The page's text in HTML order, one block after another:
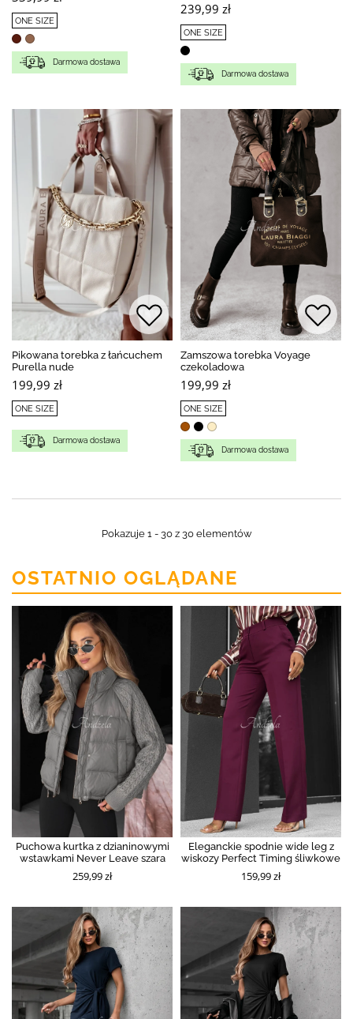
ONE SIZE
Darmowa dostawa
239,99 zł
ONE SIZE
Darmowa dostawa
Pikowana torebka z łańcuchem
Purella nude
199,99 zł
ONE SIZE
Darmowa dostawa
Zamszowa torebka Voyage
czekoladowa
199,99 zł
ONE SIZE
Darmowa dostawa
Pokazuje 1 - 30 z 30 elementów
OSTATNIO OGLĄDANE
Puchowa kurtka z dzianinowymi
wstawkami Never Leave szara
259,99 zł
Eleganckie spodnie wide leg z
wiskozy Perfect Timing śliwkowe
159,99 zł